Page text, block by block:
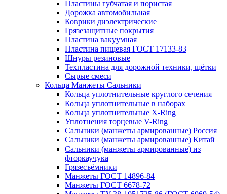
Пластины губчатая и пористая
Дорожка автомобильная
Коврики диэлектрические
Грязезащитные покрытия
Пластина вакуумная
Пластина пищевая ГОСТ 17133-83
Шнуры резиновые
Техпластина для дорожной техники, щётки
Сырые смеси
Кольца Манжеты Сальники
Кольца уплотнительные круглого сечения
Кольца уплотнительные в наборах
Кольца уплотнительные Х-Ring
Уплотнения торцевые V-Ring
Сальники (манжеты армированные) Россия
Сальники (манжеты армированные) Китай
Сальники (манжеты армированные) из
фторкаучука
Грязесъёмники
Манжеты ГОСТ 14896-84
Манжеты ГОСТ 6678-72